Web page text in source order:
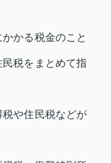
かる税金のこと
税をまとめて指
や住民税などが